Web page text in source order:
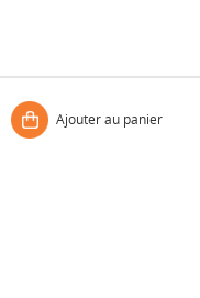
Ajouter au panier